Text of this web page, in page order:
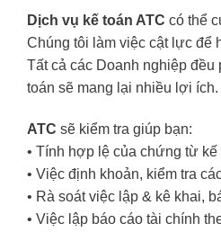
Dịch vụ kế toán ATC có thể
Chúng tôi làm việc cật lực để
Tất cả các Doanh nghiệp
toán sẽ mang lại nhiều lợi ích.
ATC sẽ kiểm tra giúp bạn:
• Tính hợp lệ của chứng từ kế
• Việc định khoản, kiểm tra
• Rà soát việc lập & kê khai,
• Việc lập báo cáo tài chính